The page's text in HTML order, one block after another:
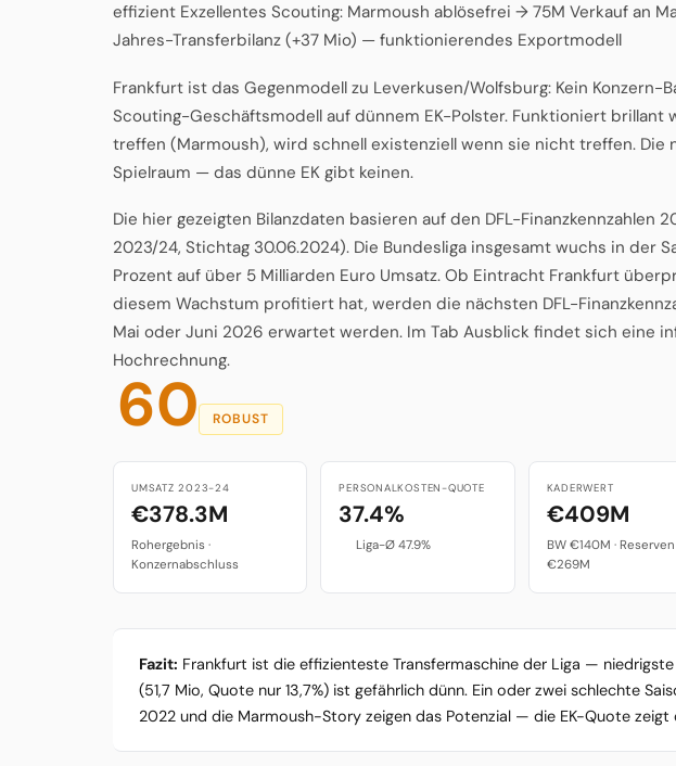
effizient Exzellentes Scouting: Marmoush ablösefrei → 75M Verkauf an
Jahres-Transferbilanz (+37 Mio) — funktionierendes Exportmodell
Frankfurt ist das Gegenmodell zu Leverkusen/Wolfsburg: Kein Konzern-
Scouting-Geschäftsmodell auf dünnem EK-Polster. Funktioniert brillant
treffen (Marmoush), wird schnell existenziell wenn sie nicht treffen. Die
Spielraum — das dünne EK gibt keinen.
Die hier gezeigten Bilanzdaten basieren auf den DFL-Finanzkennzahlen
2023/24, Stichtag 30.06.2024). Die Bundesliga insgesamt wuchs in der
Prozent auf über 5 Milliarden Euro Umsatz. Ob Eintracht Frankfurt
diesem Wachstum profitiert hat, werden die nächsten DFL-
Mai oder Juni 2026 erwartet werden. Im Tab Ausblick findet sich eine
Hochrechnung.
60 ROBUST
UMSATZ 2023-24
€378.3M
Rohergebnis ·
Konzernabschluss
PERSONALKOSTEN-QUOTE
37.4%
Liga-Ø 47.9%
KADERWERT
€409M
BW €140M · Reserven
€269M
Fazit: Frankfurt ist die effizienteste Transfermaschine der Liga —
(51,7 Mio, Quote nur 13,7%) ist gefährlich dünn. Ein oder zwei schlechte
2022 und die Marmoush-Story zeigen das Potenzial — die EK-Quote zeigt